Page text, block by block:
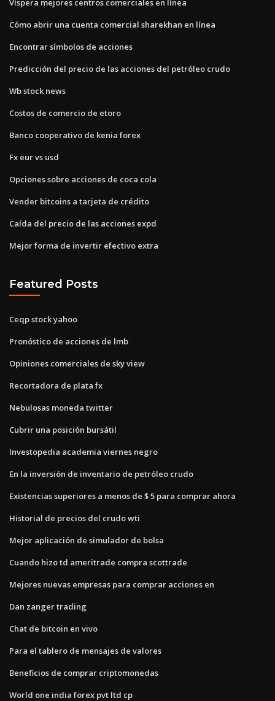
Víspera mejores centros comerciales en línea
Cómo abrir una cuenta comercial sharekhan en línea
Encontrar símbolos de acciones
Predicción del precio de las acciones del petróleo crudo
Wb stock news
Costos de comercio de etoro
Banco cooperativo de kenia forex
Fx eur vs usd
Opciones sobre acciones de coca cola
Vender bitcoins a tarjeta de crédito
Caída del precio de las acciones expd
Mejor forma de invertir efectivo extra
Featured Posts
Ceqp stock yahoo
Pronóstico de acciones de lmb
Opiniones comerciales de sky view
Recortadora de plata fx
Nebulosas moneda twitter
Cubrir una posición bursátil
Investopedia academia viernes negro
En la inversión de inventario de petróleo crudo
Existencias superiores a menos de $ 5 para comprar ahora
Historial de precios del crudo wti
Mejor aplicación de simulador de bolsa
Cuando hizo td ameritrade compra scottrade
Mejores nuevas empresas para comprar acciones en
Dan zanger trading
Chat de bitcoin en vivo
Para el tablero de mensajes de valores
Beneficios de comprar criptomonedas
World one india forex pvt ltd cp